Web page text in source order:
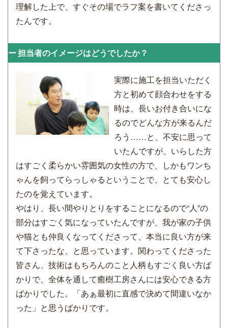
理解した上で、すぐその場でラフ案を書いてくださっ
たんです。
担当者のイメージはどうでしたか？
実際に施工を担当いただく
方と初めて顔合わせをする
時は、長いお付き合いにな
るのでどんな方が来るんだ
ろう……と、不安に思って
いたんですが、いらした方
はすごく柔らかい雰囲気の女性の方で、しかもワンち
ゃんを飼ってらっしゃるということで、とても安心し
たのを覚えています。
やはり、長い間やりとりをすることになるので“人”の
部分はすごく気になっていたんですが、我が家の子供
や猫とも仲良くなってくださって、本当に良い方が来
て下さったな、と思っています。関わってくださった
皆さん、技術はもちろんのこと人柄もすごく良い方ば
かりで、全体を通して癒樹工房さんには安心できる方
ばかりでした。「あぁ最初に直感で決めて間違いなか
った」と思うばかりです。